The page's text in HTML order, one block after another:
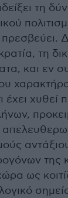
τη
πρεσβεύει.
τη
και εν
έχει χυθεί
της
ως